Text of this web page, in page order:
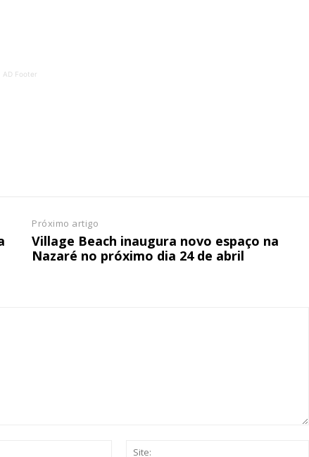
assinante do Região de Cister e ajude-nos a manter este
Acesso aos
AD Footer
Próximo artigo
Village Beach inaugura novo espaço na
Nazaré no próximo dia 24 de abril
Email:*